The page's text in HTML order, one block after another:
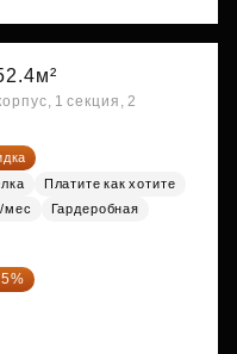
1 секция, 2
Платите как хотите
мес
Гардеробная